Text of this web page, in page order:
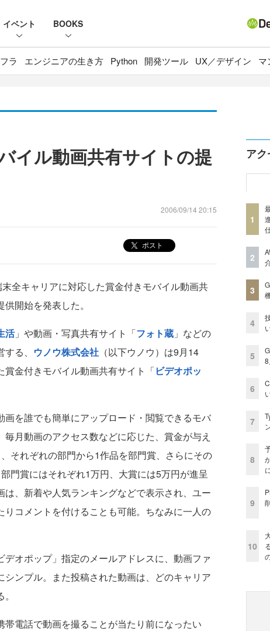
イベント BOOKS
ラ エンジニアの生き方 Python 開発ツール UX／デザイン マ
イル動画共有サイトの提
2006/09/14 20:15
ポスト
全キャリアに対応した賞金付きモバイル動画共
開始を発表した。
活」や動画・写真共有サイト「フォト蔵 」などの
る、 ウノウ株式会社 （以下ウノウ）は9月14
金付きモバイル動画共有サイト「ビデオポッ
を誰でも簡単にアップロード・閲覧できるモバ
月動画のアクセス数などに応じた、賞金が与え
それぞれの部門から1作品を部門賞、さらにその
門賞にはそれぞれ1万円、大賞には5万円が進呈
、新着や人気ランキングなどで表示され、ユー
コメントを付けることも可能。ちなみに一人の
オポップ」指定のメールアドレスに、動画ファ
ンプル。また投稿された動画は、どのキャリア
電話で動画を撮ることが当たり前になったい
ア
1
2
3
4
5
6
7
8
9
10